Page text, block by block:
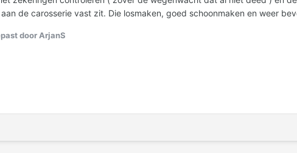
de carosserie vast zit. Die losmaken, goed schoonmaken en weer
door ArjanS